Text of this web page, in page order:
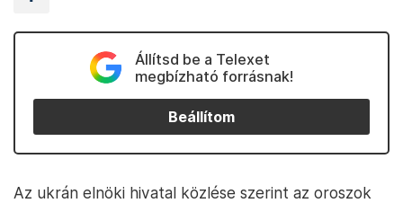
Állítsd be a Telexet
megbízható forrásnak!
Beállítom
Az ukrán elnöki hivatal közlése szerint az oroszok